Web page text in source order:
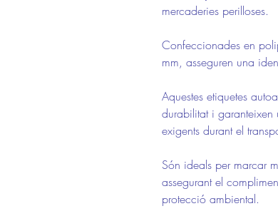
mercaderies perilloses.
Confeccionades en
mm, asseguren una
Aquestes etiquetes
durabilitat i
exigents durant el
Són ideals per marcar
assegurant el
protecció ambiental.